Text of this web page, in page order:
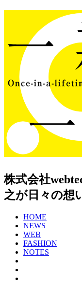
株式会社
之が日々の想
HOME
NEWS
WEB
FASHION
NOTES